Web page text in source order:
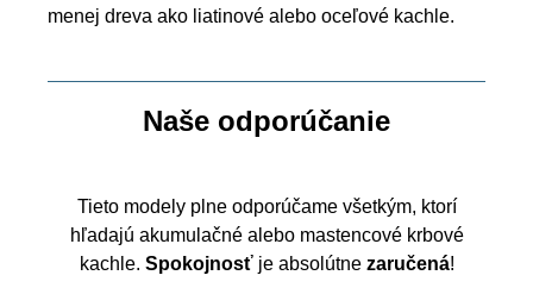
menej dreva ako liatinové alebo oceľové kachle.
Naše odporúčanie
Tieto modely plne odporúčame všetkým, ktorí
hľadajú akumulačné alebo mastencové krbové
kachle. Spokojnosťje absolútne zaručená!